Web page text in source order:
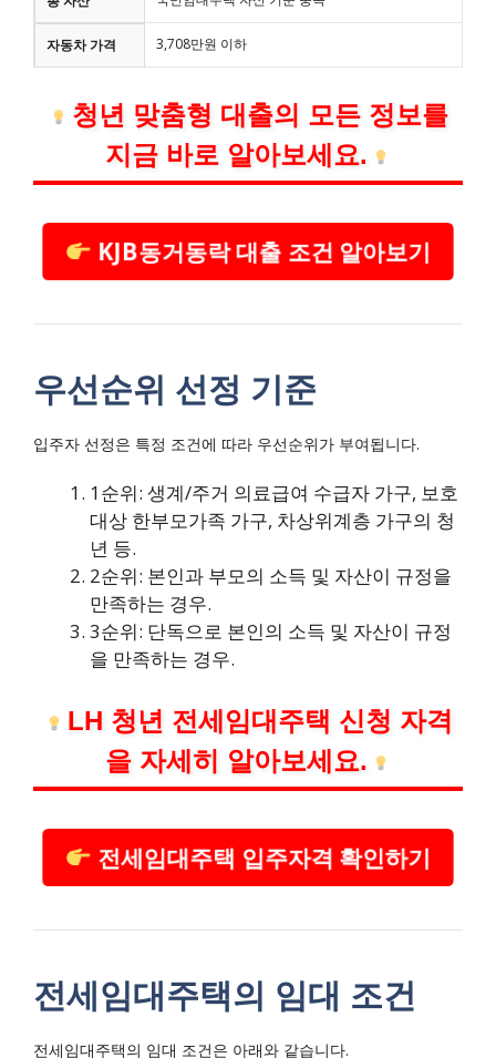
자동차 가격 3,708만원 이하
청년 맞춤형 대출의 모든 정보를
지금 바로 알아보세요.
KJB동거동락 대출 조건 알아보기
우선순위 선정 기준
입주자 선정은 특정 조건에 따라 우선순위가 부여됩니다.
1순위: 생계/주거 의료급여 수급자 가구, 보호
대상 한부모가족 가구, 차상위계층 가구의 청
년 등.
2순위: 본인과 부모의 소득 및 자산이 규정을
만족하는 경우.
3순위: 단독으로 본인의 소득 및 자산이 규정
을 만족하는 경우.
LH 청년 전세임대주택 신청 자격
을 자세히 알아보세요.
전세임대주택 입주자격 확인하기
전세임대주택의 임대 조건
전세임대주택의 임대 조건은 아래와 같습니다.